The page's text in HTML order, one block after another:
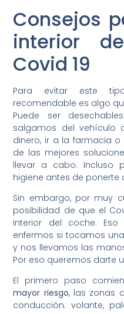
Consejos
interior
Covid 19
Para evitar este
recomendable es algo
Puede ser
salgamos del vehículo
dinero, ir a la farmacia
de las mejores
llevar a cabo. Incluso
higiene antes de ponerte
Sin embargo, por muy
posibilidad de que el
interior del coche.
enfermos si tocamos
y nos llevamos las
Por eso queremos darte
El primero paso
mayor riesgo, las zonas
conducción: volante,